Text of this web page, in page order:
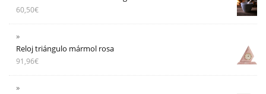
60,50€
Reloj triángulo mármol rosa
91,96€